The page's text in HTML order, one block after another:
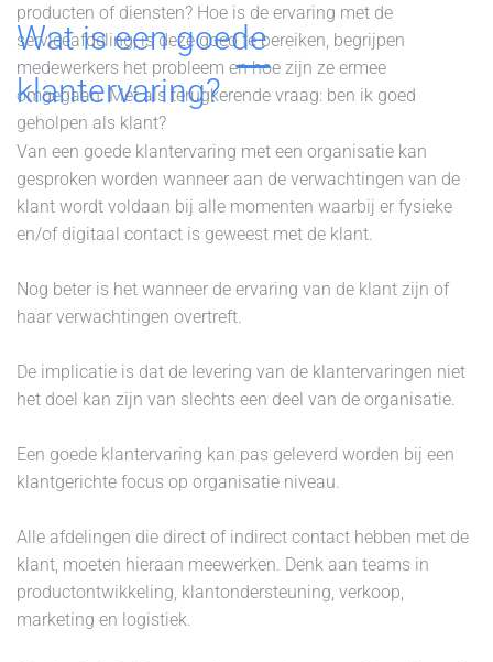
producten of diensten? Hoe is de ervaring met de
serviceafdeling, is deze goed te bereiken, begrijpen
medewerkers het probleem en hoe zijn ze ermee
omgegaan. Met als terugkerende vraag: ben ik goed
geholpen als klant?
Wat is een goede
klantervaring?
Van een goede klantervaring met een organisatie kan
gesproken worden wanneer aan de verwachtingen van de
klant wordt voldaan bij alle momenten waarbij er fysieke
en/of digitaal contact is geweest met de klant.
Nog beter is het wanneer de ervaring van de klant zijn of
haar verwachtingen overtreft.
De implicatie is dat de levering van de klantervaringen niet
het doel kan zijn van slechts een deel van de organisatie.
Een goede klantervaring kan pas geleverd worden bij een
klantgerichte focus op organisatie niveau.
Alle afdelingen die direct of indirect contact hebben met de
klant, moeten hieraan meewerken. Denk aan teams in
productontwikkeling, klantondersteuning, verkoop,
marketing en logistiek.